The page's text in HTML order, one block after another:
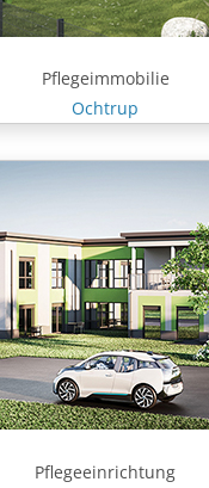
Pflegeimmobilie
Ochtrup
Pflegeeinrichtung